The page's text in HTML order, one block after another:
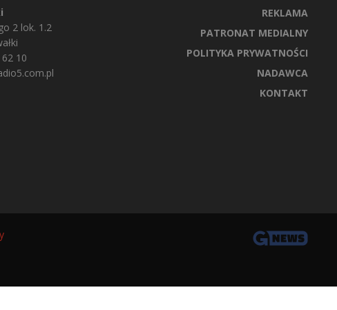
2 lok. 1.2
10
REKLAMA
PATRONAT MEDIALNY
POLITYKA PRYWATNOŚCI
NADAWCA
KONTAKT